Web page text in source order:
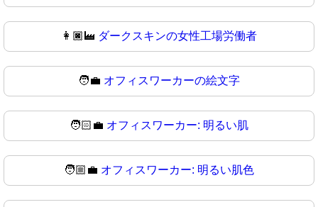
👩🏿‍🏭 ダークスキンの女性工場労働者
🧑‍💼 オフィスワーカーの絵文字
🧑🏻‍💼 オフィスワーカー: 明るい肌
🧑🏼‍💼 オフィスワーカー: 明るい肌色